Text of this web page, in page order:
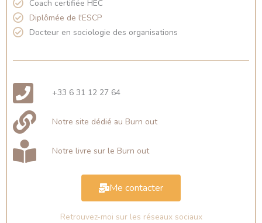
Coach certifiée HEC
Diplômée de l'ESCP
Docteur en sociologie des organisations
+33 6 31 12 27 64
Notre site dédié au Burn out
Notre livre sur le Burn out
Me contacter
Retrouvez-moi sur les réseaux sociaux